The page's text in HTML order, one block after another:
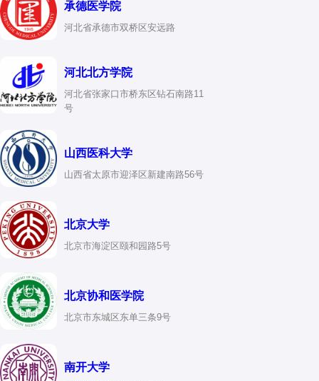
对人体结构的理解。
前沿性
不断拓展新的研究领域。
人体解剖与组织胚胎学的发展对于医学教育和临床实践具有重要
意义，不仅促进了医学知识的积累和传播，也为疾病诊断和治疗
教育中发挥重要作用。
承德医学院
河北省承德市双桥区安远路
河北北方学院
河北省张家口市桥东区钻石南路11
号
山西医科大学
山西省太原市迎泽区新建南路56号
北京大学
北京市海淀区颐和园路5号
北京协和医学院
北京市东城区东单三条9号
南开大学